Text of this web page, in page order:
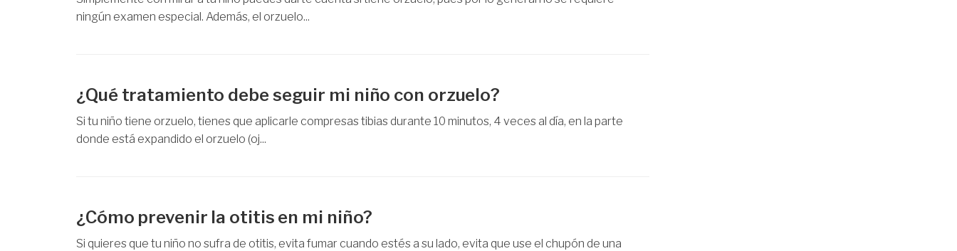
ningún examen especial. Además, el orzuelo...
¿Qué tratamiento debe seguir mi niño con orzuelo?
Si tu niño tiene orzuelo, tienes que aplicarle compresas tibias durante 10 minutos, 4 veces al día, en la parte
donde está expandido el orzuelo (oj...
¿Cómo prevenir la otitis en mi niño?
Si quieres que tu niño no sufra de otitis, evita fumar cuando estés a su lado, evita que use el chupón de una